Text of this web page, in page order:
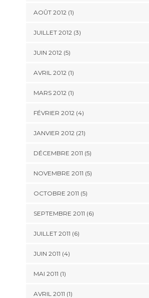
AOÛT 2012 (1)
JUILLET 2012 (3)
JUIN 2012 (5)
AVRIL 2012 (1)
MARS 2012 (1)
FÉVRIER 2012 (4)
JANVIER 2012 (21)
DÉCEMBRE 2011 (5)
NOVEMBRE 2011 (5)
OCTOBRE 2011 (5)
SEPTEMBRE 2011 (6)
JUILLET 2011 (6)
JUIN 2011 (4)
MAI 2011 (1)
AVRIL 2011 (1)